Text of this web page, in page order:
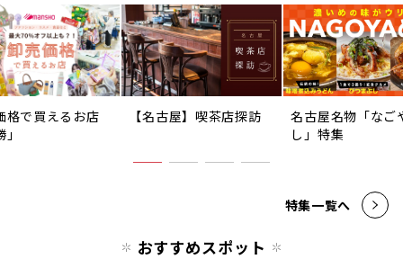
格で買えるお店
【名古屋】喫茶店探訪
名古屋名物「なご
し」特集
特集一覧へ
おすすめスポット